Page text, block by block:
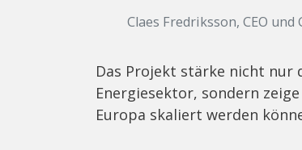
Claes Fredriksson, CEO
Das Projekt stärke nicht nur
Energiesektor, sondern
Europa skaliert werden